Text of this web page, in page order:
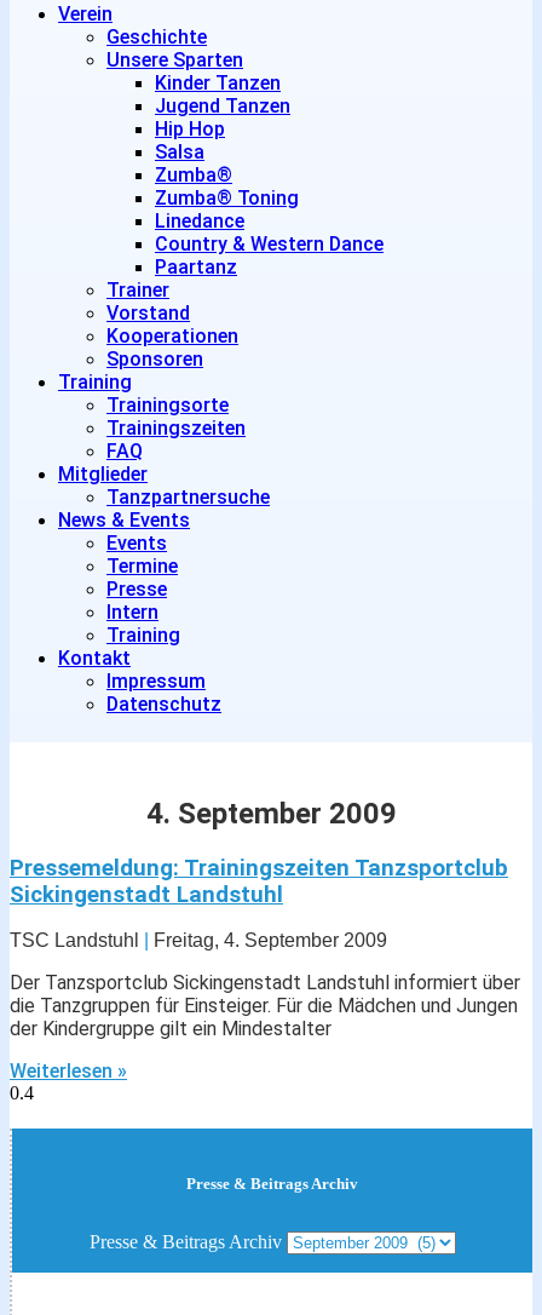
Verein
Geschichte
Unsere Sparten
Kinder Tanzen
Jugend Tanzen
Hip Hop
Salsa
Zumba®
Zumba® Toning
Linedance
Country & Western Dance
Paartanz
Trainer
Vorstand
Kooperationen
Sponsoren
Training
Trainingsorte
Trainingszeiten
FAQ
Mitglieder
Tanzpartnersuche
News & Events
Events
Termine
Presse
Intern
Training
Kontakt
Impressum
Datenschutz
4. September 2009
Pressemeldung: Trainingszeiten Tanzsportclub
Sickingenstadt Landstuhl
TSC Landstuhl Freitag, 4. September 2009
Der Tanzsportclub Sickingenstadt Landstuhl informiert über
die Tanzgruppen für Einsteiger. Für die Mädchen und Jungen
der Kindergruppe gilt ein Mindestalter
Weiterlesen »
Presse & Beitrags Archiv
Presse & Beitrags Archiv